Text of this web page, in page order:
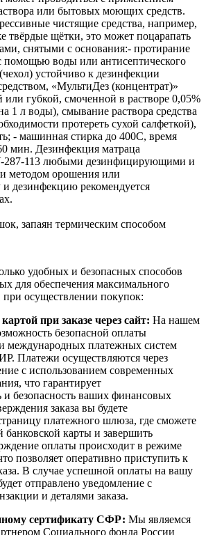
или бытовых моющих средств.
чистящие средства, например,
твёрдые щётки, это может поцарапать
снятыми с основания:- протирание
помощью воды или антисептического
устойчиво к дезинфекции
«МультиДез (концентрат)»
или губкой, смоченной в растворе 0,05%
1 л воды), смывание раствора средства
протереть сухой салфеткой),
- машинная стирка до 400С, время
мин. Дезинфекция матраца
любыми дезинфицирующими и
методом орошения или
дезинфекцию рекомендуется
запаян термическим способом
удобных и безопасных способов
для обеспечения максимального
при осуществлении покупок:
при заказе через сайт: На нашем
безопасной оплаты
международных платежных систем
Платежи осуществляются через
с использованием современных
что гарантирует
и безопасность ваших финансовых
заказа вы будете
платежного шлюза, где сможете
банковской карты и завершить
оплаты происходит в режиме
позволяет оперативно приступить к
В случае успешной оплаты на вашу
отправлено уведомление с
и деталями заказа.
сертификату СФР: Мы являемся
Социального фонда России